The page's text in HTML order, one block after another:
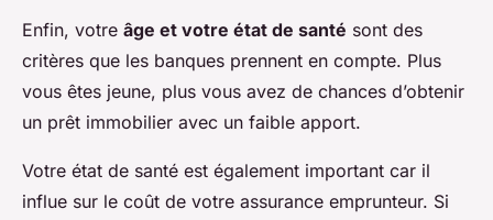
Enfin, votre âge et votre état de santé sont des
critères que les banques prennent en compte. Plus
vous êtes jeune, plus vous avez de chances d’obtenir
un prêt immobilier avec un faible apport.
Votre état de santé est également important car il
influe sur le coût de votre assurance emprunteur. Si